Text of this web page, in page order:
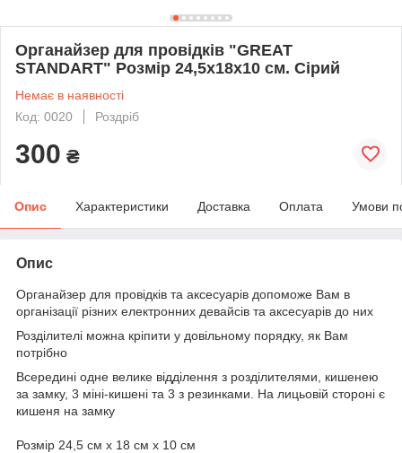
Органайзер для провідків "GREAT
STANDART" Розмір 24,5х18х10 см. Сірий
Немає в наявності
Код: 0020
Роздріб
300 ₴
Опис Характеристики Доставка Оплата Умови
Опис
Органайзер для провідків та аксесуарів допоможе Вам в
організації різних електронних девайсів та аксесуарів до них
Розділителі можна кріпити у довільному порядку, як Вам
потрібно
Всередині одне велике відділення з розділителями, кишенею
за замку, 3 міні-кишені та 3 з резинками. На лицьовій стороні є
кишеня на замку
Розмір 24,5 см х 18 см х 10 см